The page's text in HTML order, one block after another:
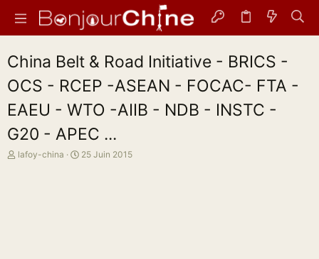
China Belt & Road Initiative - BRICS -
OCS - RCEP -ASEAN - FOCAC- FTA -
EAEU - WTO -AIIB - NDB - INSTC -
G20 - APEC ...
A
lafoy-china
D
25 Juin 2015